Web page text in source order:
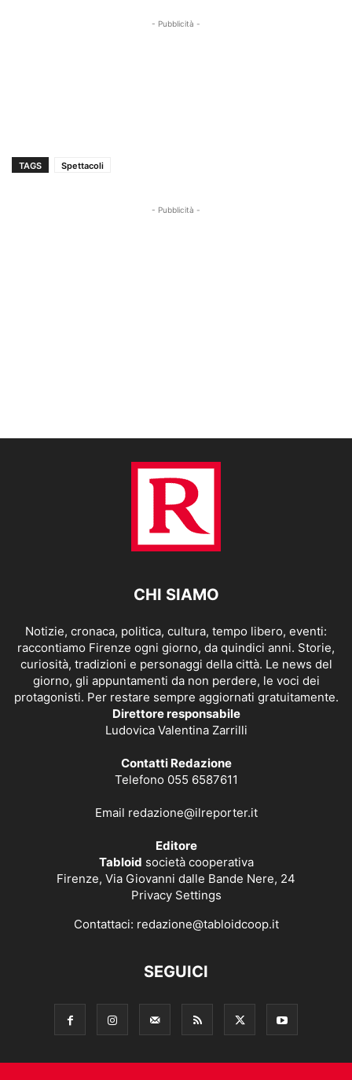
- Pubblicità -
TAGS Spettacoli
- Pubblicità -
CHI SIAMO
Notizie, cronaca, politica, cultura, tempo libero, eventi:
raccontiamo Firenze ogni giorno, da quindici anni. Storie,
curiosità, tradizioni e personaggi della città. Le news del
giorno, gli appuntamenti da non perdere, le voci dei
protagonisti. Per restare sempre aggiornati gratuitamente.
Direttore responsabile
Ludovica Valentina Zarrilli
Contatti Redazione
Telefono 055 6587611
Email redazione@ilreporter.it
Editore
Tabloid società cooperativa
Firenze, Via Giovanni dalle Bande Nere, 24
Privacy Settings
Contattaci: redazione@tabloidcoop.it
SEGUICI